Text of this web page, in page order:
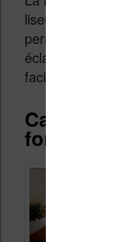
liseuses «
permettra à
éclaboussures
facilement si